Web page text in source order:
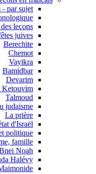
- par sujet
leçons
juives
Berechite
Chemot
Vayikra
Bamidbar
Devarim
Ketouvim
Talmoud
judaisme
La prière
d'Israël
politique
famille
Noah
Halévy